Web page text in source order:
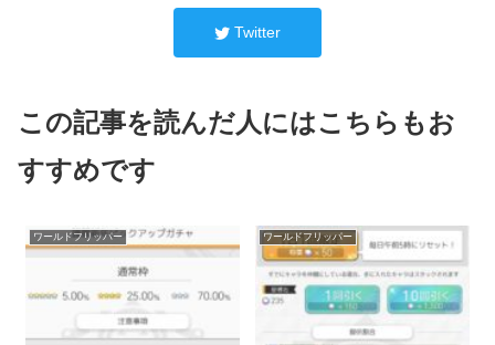
Twitter
この記事を読んだ人にはこちらもお
すすめです
ワールドフリッパー ワールドフリッパー